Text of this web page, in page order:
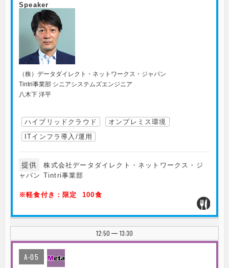
Speaker
（株）データダイレクト・ネットワークス・ジャパン
Tintri事業部 シニアシステムズエンジニア
八木下 洋平
ハイブリッドクラウド
オンプレミス環境
ITインフラ導入/運用
提供
株式会社データダイレクト・ネットワークス・ジ
ャパン Tintri事業部
※軽食付き：限定 100食
12:50 | 13:30
A-05